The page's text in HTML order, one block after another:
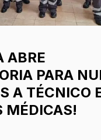
ABRE
PARA
A TÉCNICO
MÉDICAS!